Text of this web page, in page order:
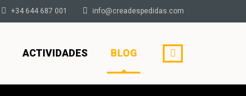
+34 644 687 001 info@creadespedidas.com
ACTIVIDADES BLOG